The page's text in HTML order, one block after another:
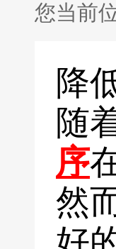
您当前
降
随
序
然
好